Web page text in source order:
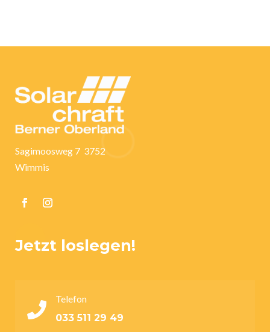
Sagimoosweg 7 3752
Wimmis
Jetzt loslegen!

Telefon
033 511 29 49